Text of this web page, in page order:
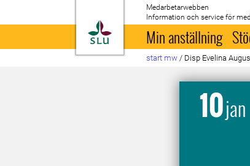
Till startsida
Medarbetarwebben
Information och service för
Min anställning
start mw / Disp Evelina
10jan